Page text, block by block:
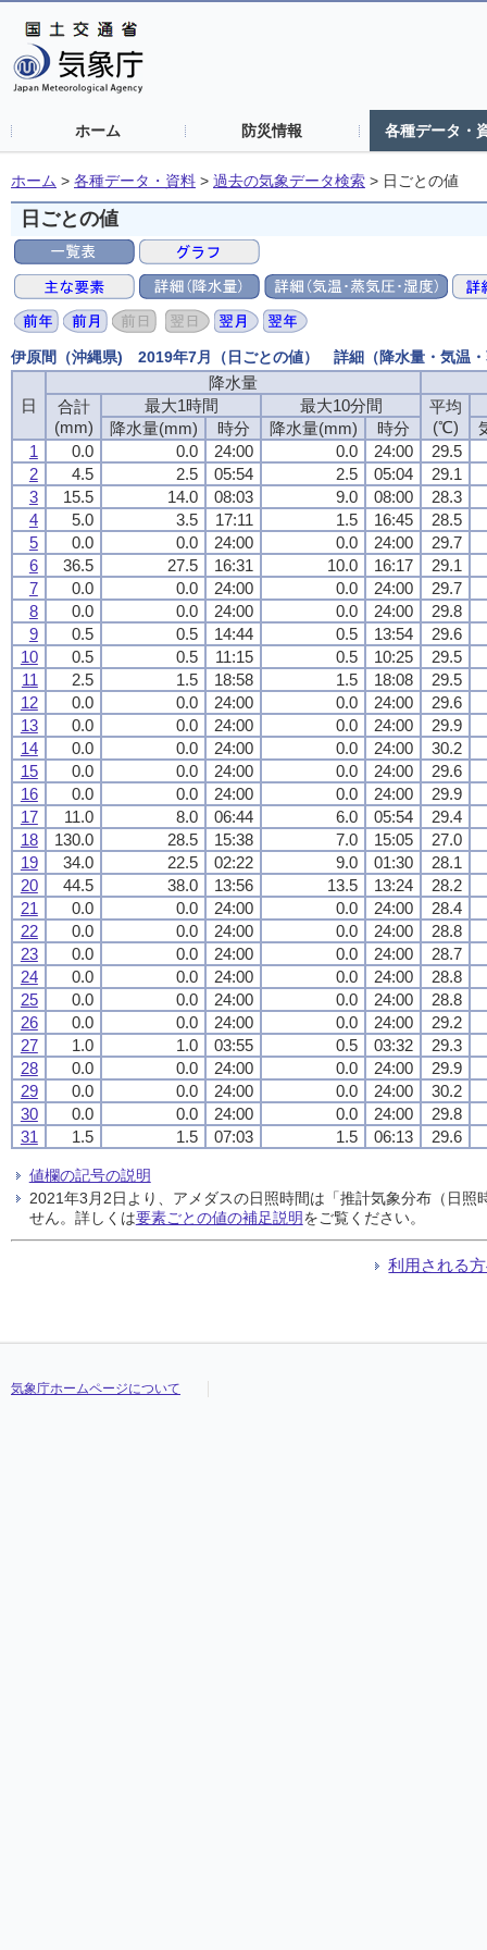
ホーム 防災情報 各種データ・
ホーム > 各種データ・資料 > 過去の気象データ検索 > 日ごとの値
日ごとの値
伊原間（沖縄県) 2019年7月（日ごとの値） 詳細（降水量・気温・
日
降水量
合計
(mm)
最大1時間 最大10分間
平均
(℃)
降水量(mm) 時分 降水量(mm) 時分
1
0.0 0.0 24:00 0.0 24:00
29.5
2
4.5 2.5 05:54 2.5 05:04
29.1
3
15.5 14.0 08:03 9.0 08:00
28.3
4
5.0 3.5 17:11 1.5 16:45
28.5
5
0.0 0.0 24:00 0.0 24:00
29.7
6
36.5 27.5 16:31 10.0 16:17
29.1
7
0.0 0.0 24:00 0.0 24:00
29.7
8
0.0 0.0 24:00 0.0 24:00
29.8
9
0.5 0.5 14:44 0.5 13:54
29.6
10
0.5 0.5 11:15 0.5 10:25
29.5
11
2.5 1.5 18:58 1.5 18:08
29.5
12
0.0 0.0 24:00 0.0 24:00
29.6
13
0.0 0.0 24:00 0.0 24:00
29.9
14
0.0 0.0 24:00 0.0 24:00
30.2
15
0.0 0.0 24:00 0.0 24:00
29.6
16
0.0 0.0 24:00 0.0 24:00
29.9
17
11.0 8.0 06:44 6.0 05:54
29.4
18
130.0 28.5 15:38 7.0 15:05
27.0
19
34.0 22.5 02:22 9.0 01:30
28.1
20
44.5 38.0 13:56 13.5 13:24
28.2
21
0.0 0.0 24:00 0.0 24:00
28.4
22
0.0 0.0 24:00 0.0 24:00
28.8
23
0.0 0.0 24:00 0.0 24:00
28.7
24
0.0 0.0 24:00 0.0 24:00
28.8
25
0.0 0.0 24:00 0.0 24:00
28.8
26
0.0 0.0 24:00 0.0 24:00
29.2
27
1.0 1.0 03:55 0.5 03:32
29.3
28
0.0 0.0 24:00 0.0 24:00
29.9
29
0.0 0.0 24:00 0.0 24:00
30.2
30
0.0 0.0 24:00 0.0 24:00
29.8
31
1.5 1.5 07:03 1.5 06:13 29.6
値欄の記号の説明
2021年3月2日より、アメダスの日照時間は「推計気象分布（日
せん。詳しくは要素ごとの値の補足説明をご覧ください。
利用される
気象庁ホームページについて